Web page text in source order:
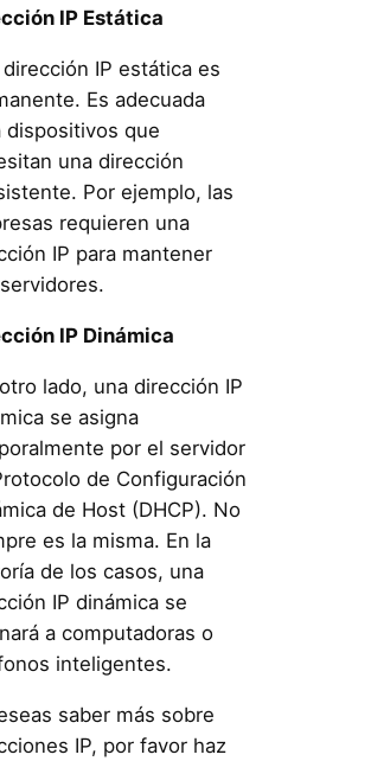
IP Estática
dirección IP estática es
Es adecuada
dispositivos que
una dirección
Por ejemplo, las
requieren una
IP para mantener
IP Dinámica
lado, una dirección IP
se asigna
por el servidor
de Configuración
de Host (DHCP). No
es la misma. En la
de los casos, una
IP dinámica se
a computadoras o
inteligentes.
saber más sobre
IP, por favor haz